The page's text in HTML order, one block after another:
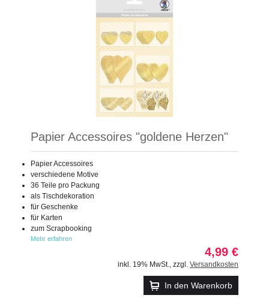
Papier Accessoires "goldene Herzen"
Papier Accessoires
verschiedene Motive
36 Teile pro Packung
als Tischdekoration
für Geschenke
für Karten
zum Scrapbooking
Mehr erfahren
4,99 €
inkl. 19% MwSt. zzgl. Versandkosten
In den Warenkorb